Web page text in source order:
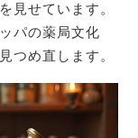
見せています。
パの薬局文化
つめ直します。